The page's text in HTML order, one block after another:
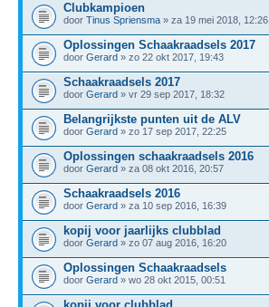
Clubkampioen
door Tinus Spriensma » za 19 mei 2018, 12:26
Oplossingen Schaakraadsels 2017
door Gerard » zo 22 okt 2017, 19:43
Schaakraadsels 2017
door Gerard » vr 29 sep 2017, 18:32
Belangrijkste punten uit de ALV
door Gerard » zo 17 sep 2017, 22:25
Oplossingen schaakraadsels 2016
door Gerard » za 08 okt 2016, 20:57
Schaakraadsels 2016
door Gerard » za 10 sep 2016, 16:39
kopij voor jaarlijks clubblad
door Gerard » zo 07 aug 2016, 16:20
Oplossingen Schaakraadsels
door Gerard » wo 28 okt 2015, 00:51